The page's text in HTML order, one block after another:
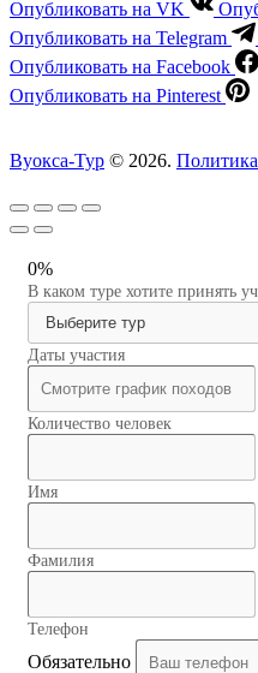
Опубликовать на VK
Опубликовать на Telegram
Опубликовать на Facebook
Опубликовать на Pinterest
Вуокса-Тур © 2026.
0%
В каком туре хотите принять
Даты участия
Количество человек
Имя
Фамилия
Телефон
Обязательно